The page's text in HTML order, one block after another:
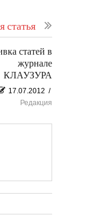
статья
статей в
журнале
КЛАУЗУРА
17.07.2012 /
Редакция